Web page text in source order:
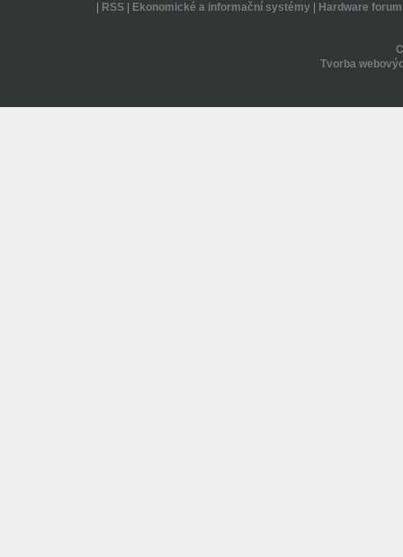
RSS| Ekonomické a informační systémy| Hardware forum
Tvorba